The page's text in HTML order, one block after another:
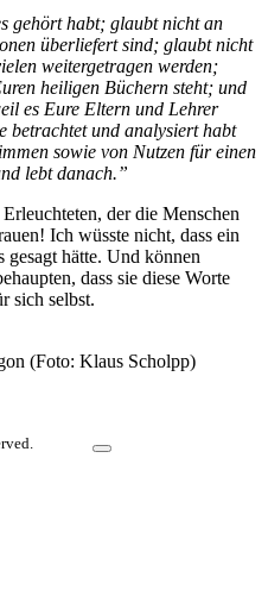
gehört habt; glaubt nicht an
überliefert sind; glaubt nicht
weitergetragen werden;
heiligen Büchern steht; und
es Eure Eltern und Lehrer
betrachtet und analysiert habt
sowie von Nutzen für einen
lebt danach.”
der die Menschen
Ich wüsste nicht, dass ein
gesagt hätte. Und können
dass sie diese Worte
sich selbst.
(Foto: Klaus Scholpp)